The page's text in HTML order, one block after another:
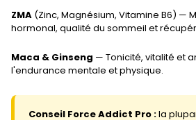
ZMA (Zinc, Magnésium, Vitamine B6) —
hormonal, qualité du sommeil et
Maca & Ginseng — Tonicité, vitalité et
l'endurance mentale et physique.
Conseil Force Addict Pro :la